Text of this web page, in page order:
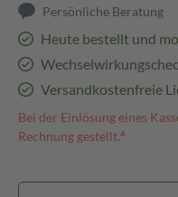
Persönliche Beratung
Heute bestellt und
Versandkostenfreie
Bei der Einlösung eines
Rechnung gestellt.⁴